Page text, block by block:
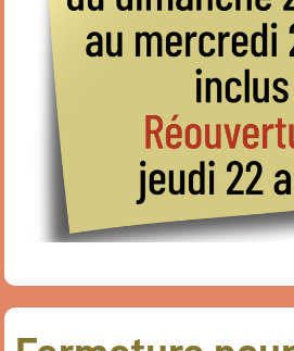
Rapports et documents